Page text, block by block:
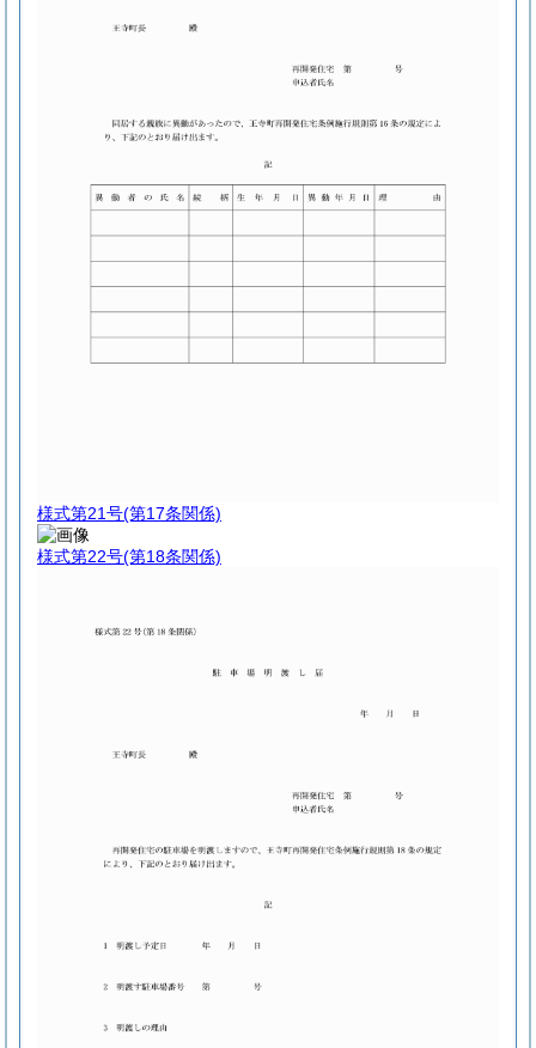
様式第21号(第17条関係)
様式第22号(第18条関係)